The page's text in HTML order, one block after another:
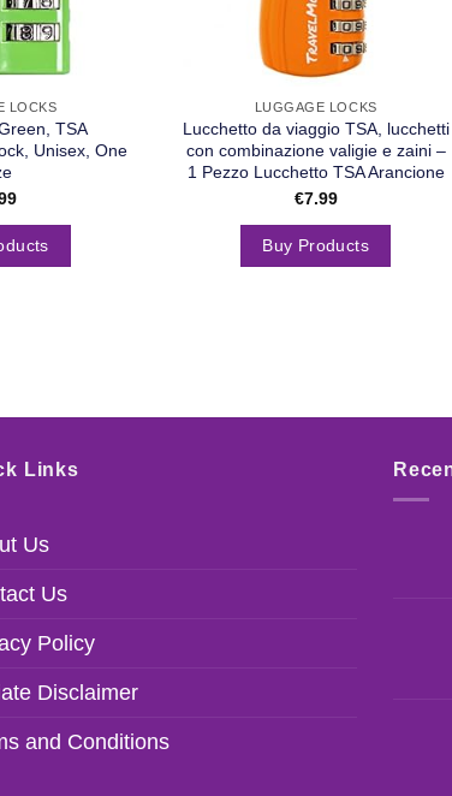
LOCKS
TSA
Unisex, One
LUGGAGE LOCKS
Lucchetto da viaggio TSA, lucchetti
con combinazione valigie e zaini –
1 Pezzo Lucchetto TSA Arancione
€7.99
Buy Products
Links
Us
Us
Policy
Disclaimer
and Conditions